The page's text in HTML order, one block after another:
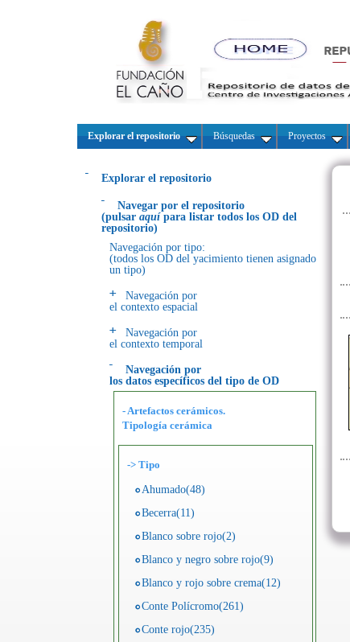
Explorar el repositorio Búsquedas Proyectos
Explorar el repositorio
Navegar por el repositorio
(pulsar aquí para listar todos los OD del
repositorio)
Navegación por tipo:
(todos los OD del yacimiento tienen asignado
un tipo)
Navegación por
el contexto espacial
Navegación por
el contexto temporal
Navegación por
los datos específicos del tipo de OD
- Artefactos cerámicos.
Tipología cerámica
-> Tipo
Ahumado(48)
Becerra(11)
Blanco sobre rojo(2)
Blanco y negro sobre rojo(9)
Blanco y rojo sobre crema(12)
Conte Polícromo(261)
Conte rojo(235)